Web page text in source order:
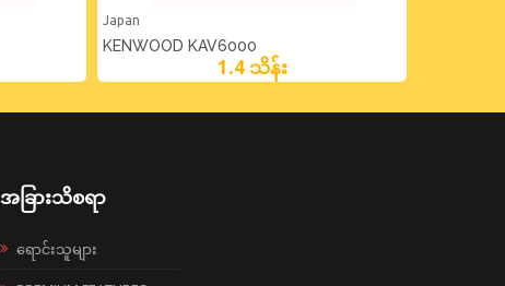
Japan
KENWOOD KAV6000
1.4 သိန်း
အခြားသိစရာ
ရောင်းသူများ